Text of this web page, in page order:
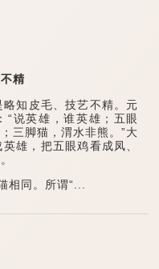
精
知皮毛、技艺不精。元
“说英雄，谁英雄；五眼
三脚猫，渭水非熊。”大
雄，把五眼鸡看成凤、
同。所谓“...